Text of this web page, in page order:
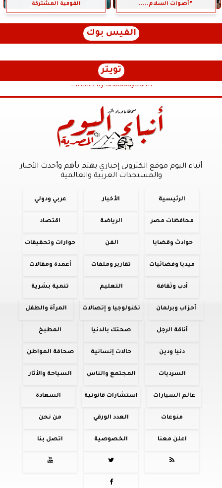
”أصوات السلام.....
القومية المشتركة
الفيس بوك
تويتر
Tweets by anbaaalyoum1
أنباء اليوم موقع الكترونى إخباري يهتم بأهم وأحدث الأخبار
والمستجدات العربية والعالمية
الرئيسية الأخبار عربي ودولي
محافظات مصر الرياضة اقتصاد
حوادث وقضايا الفن حوارات وتحقيقات
ميديا وفضائيات تقارير وملفات أعمدة ومقالات
أدب وثقافة التعليم تنمية بشرية
أحزاب وبرلمان تكنولوجيا و إتصالات المرأة والطفل
أناقة الرجل صحتك بالدنيا المطبخ
دنيا ودين حالات إنسانية صحافة المواطن
السرديات المجتمع والناس السياحة والأثار
عالم السيارات استشارات قانونية السعادة
منوعات العدد الورقي من نحن
اعلن معنا الخصوصية اتصل بنا



